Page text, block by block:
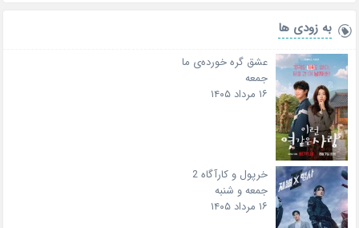
به زودی ها
عشق گره خورده‌ی ما
جمعه
۱۶ مرداد ۱۴۰۵
خرپول و کارآگاه 2
جمعه و شنبه
۱۶ مرداد ۱۴۰۵